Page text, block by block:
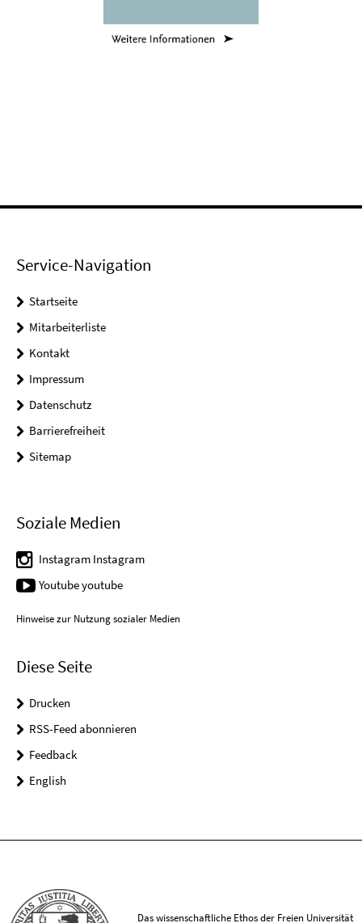
Service-Navigation
Startseite
Mitarbeiterliste
Kontakt
Impressum
Datenschutz
Barrierefreiheit
Sitemap
Soziale Medien
Instagram Instagram
Youtube youtube
Hinweise zur Nutzung sozialer Medien
Diese Seite
Drucken
RSS-Feed abonnieren
Feedback
English
Das wissenschaftliche Ethos der Freien Universität